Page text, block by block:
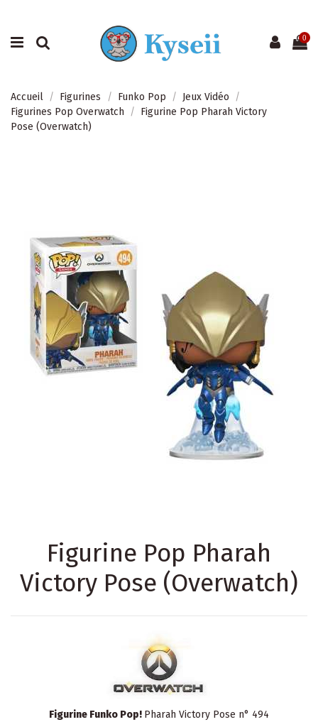
0
Accueil Figurines Funko Pop
Jeux Vidéo
Figurines Pop Overwatch
Figurine Pop Pharah Victory
Pose (Overwatch)
Figurine Pop Pharah
Victory Pose (Overwatch)
Figurine Funko Pop! Pharah Victory Pose n° 494